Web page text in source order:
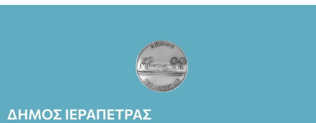
ΔΗΜΟΣ ΙΕΡΑΠΕΤΡΑΣ